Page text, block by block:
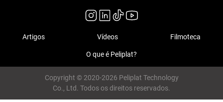
Artigos Vídeos Filmoteca
O que é Peliplat?
Copyright © 2020-2026 Peliplat Technology
Co., Ltd. Todos os direitos reservados.